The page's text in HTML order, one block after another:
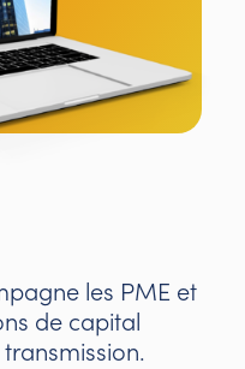
les PME et
de capital